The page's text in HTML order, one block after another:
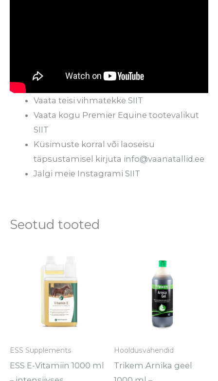
Vaata teisi vihmatekkeSIIT
Vaata kogu Premier Equine tootevalikut
SIIT
Küsimuste korral või laoseisu
täpsustamisel kirjuta info@vaanatallid.ee
Jälgi meie InstagramiSIIT
Seotud tooted
ESS Supplements
ESS E-Vitamiin 1000 ml
Hooldusvahendid
Trikem Arnika geel